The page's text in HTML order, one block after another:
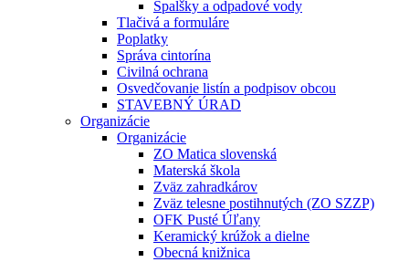
Spalšky a odpadové vody
Tlačivá a formuláre
Poplatky
Správa cintorína
Civilná ochrana
Osvedčovanie listín a podpisov obcou
STAVEBNÝ ÚRAD
Organizácie
Organizácie
ZO Matica slovenská
Materská škola
Zväz zahradkárov
Zväz telesne postihnutých (ZO SZZP)
OFK Pusté Úľany
Keramický krúžok a dielne
Obecná knižnica